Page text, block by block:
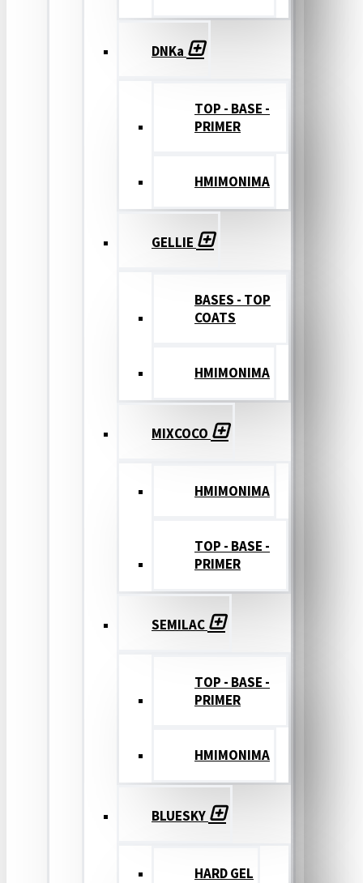
DNKa
TOP - BASE -
PRIMER
ΗΜΙΜΟΝΙΜΑ
GELLIE
BASES - TOP
COATS
ΗΜΙΜΟΝΙΜΑ
MIXCOCO
HMIMONIMA
TOP - BASE -
PRIMER
SEMILAC
TOP - BASE -
PRIMER
ΗΜΙΜΟΝΙΜΑ
BLUESKY
HARD GEL